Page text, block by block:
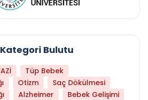
Kategori Bulutu
Tüp Bebek
Otizm
Saç Dökülmesi
Alzheimer
Bebek Gelişimi